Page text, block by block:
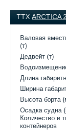
ТТХ ARCTICA 2
Валовая
(т)
Дедвейт (т)
Длина
Ширина
Высота борта
Осадка судна
Количество и
контейнеров